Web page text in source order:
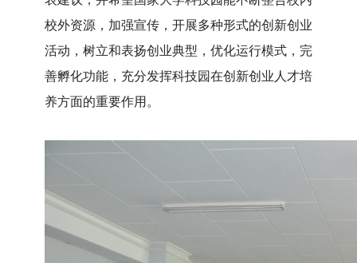
校外资源，加强宣传，开展多种形式的创新创业
活动，树立和表扬创业典型，优化运行模式，完
善孵化功能，充分发挥科技园在创新创业人才培
养方面的重要作用。